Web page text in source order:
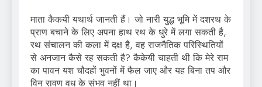
माता कैकयी यथार्थ जानती हैं। जो नारी युद्ध भूमि में दशरथ के
प्राण बचाने के लिए अपना हाथ रथ के धुरे में लगा सकती है,
रथ संचालन की कला में दक्ष है, वह राजनैतिक परिस्थितियों
से अनजान कैसे रह सकती है? कैकेयी चाहती थी कि मेरे राम
का पावन यश चौदहों भुवनों में फैल जाए और यह बिना तप और
विन रावण वध के संभव नहीं था।